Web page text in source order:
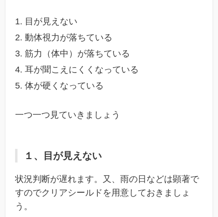
目が見えない
動体視力が落ちている
筋力（体中）が落ちている
耳が聞こえにくくなっている
体が硬くなっている
一つ一つ見ていきましょう
１、目が見えない
状況判断が遅れます。又、雨の日などは顕著で
すのでクリアシールドを用意しておきましょ
う。